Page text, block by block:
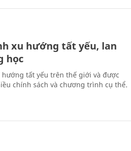
xu hướng tất yếu, lan
học
hướng tất yếu trên thế giới và được
chính sách và chương trình cụ thể.